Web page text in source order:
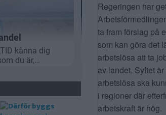
Regeringen har
ta fram förslag på
som kan göra det
arbetslösa att ta
av landet. Syftet
arbetslösa ska
i regioner där
arbetskraft är hög.